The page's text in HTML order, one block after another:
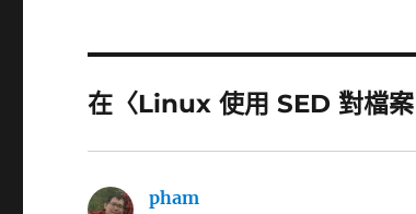
在〈Linux 使用 SED 對檔
pham